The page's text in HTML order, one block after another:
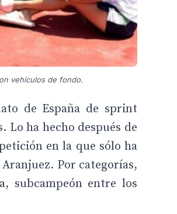
vehículos de fondo.
de España de sprint
Lo ha hecho después de
en la que sólo ha
Por categorías,
subcampeón entre los